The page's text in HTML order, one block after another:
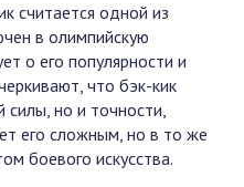
считается одной из
в олимпийскую
о его популярности и
что бэк-кик
силы, но и точности,
его сложным, но в то же
боевого искусства.